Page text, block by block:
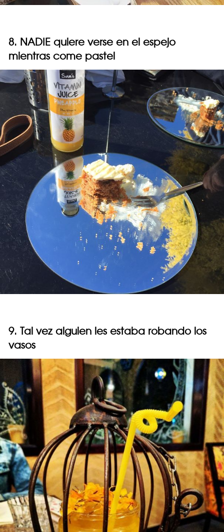
8. NADIE quiere verse en el espejo
mientras come pastel
9. Tal vez alguien les estaba robando los
vasos